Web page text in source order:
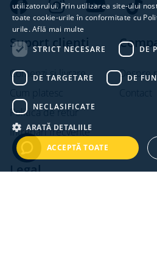
Suport clienti
Comenzi si livrare
Cum platesc
Politica de retur
Intrebari frecvente
Despre
Legal
utilizatorului. Prin utilizarea site-ului
toate cookie-urile în conformitate cu
urile.Află mai multe
STRICT NECESARE
DE
DE TARGETARE DE
NECLASIFICATE
ARATĂ DETALIILE
ACCEPTĂ TOATE